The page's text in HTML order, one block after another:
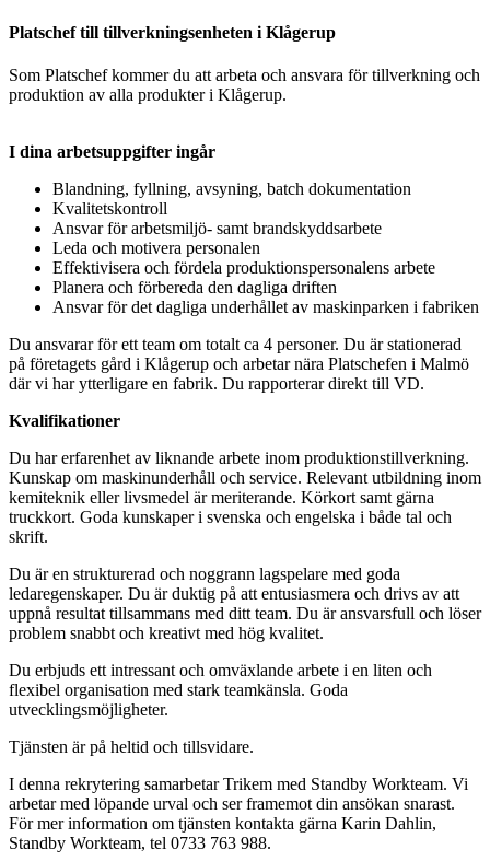
Platschef till tillverkningsenheten i Klågerup
Som Platschef kommer du att arbeta och ansvara för tillverkning och
produktion av alla produkter i Klågerup.
I dina arbetsuppgifter ingår
Blandning, fyllning, avsyning, batch dokumentation
Kvalitetskontroll
Ansvar för arbetsmiljö- samt brandskyddsarbete
Leda och motivera personalen
Effektivisera och fördela produktionspersonalens arbete
Planera och förbereda den dagliga driften
Ansvar för det dagliga underhållet av maskinparken i fabriken
Du ansvarar för ett team om totalt ca 4 personer. Du är stationerad
på företagets gård i Klågerup och arbetar nära Platschefen i Malmö
där vi har ytterligare en fabrik. Du rapporterar direkt till VD.
Kvalifikationer
Du har erfarenhet av liknande arbete inom produktionstillverkning.
Kunskap om maskinunderhåll och service. Relevant utbildning inom
kemiteknik eller livsmedel är meriterande. Körkort samt gärna
truckkort. Goda kunskaper i svenska och engelska i både tal och
skrift.
Du är en strukturerad och noggrann lagspelare med goda
ledaregenskaper. Du är duktig på att entusiasmera och drivs av att
uppnå resultat tillsammans med ditt team. Du är ansvarsfull och löser
problem snabbt och kreativt med hög kvalitet.
Du erbjuds ett intressant och omväxlande arbete i en liten och
flexibel organisation med stark teamkänsla. Goda
utvecklingsmöjligheter.
Tjänsten är på heltid och tillsvidare.
I denna rekrytering samarbetar Trikem med Standby Workteam. Vi
arbetar med löpande urval och ser framemot din ansökan snarast.
För mer information om tjänsten kontakta gärna Karin Dahlin,
Standby Workteam, tel 0733 763 988.